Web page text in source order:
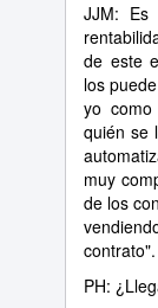
JJM:
de este
los
yo
quién se
muy
de los
contrato".
PH: